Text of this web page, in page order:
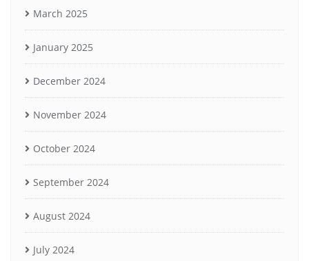
March 2025
January 2025
December 2024
November 2024
October 2024
September 2024
August 2024
July 2024